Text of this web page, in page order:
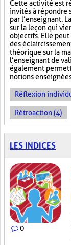
Cette activité est
invités à répondre
par l’enseignant.
sur la leçon qui
objectifs. Elle peut
des
théorique sur la
l’enseignant de
également
notions
Réflexion
Rétroaction (4)
LES INDICES
0